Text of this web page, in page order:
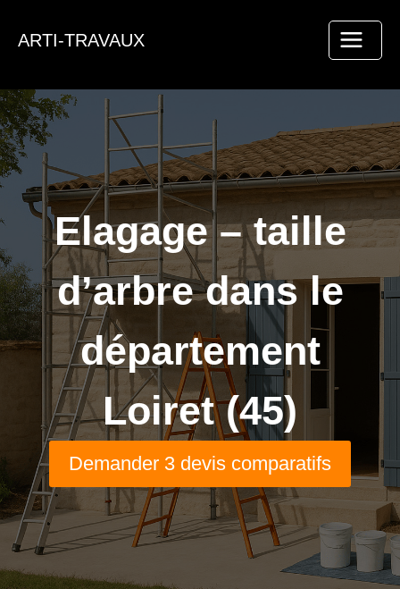
ARTI-TRAVAUX
Elagage – taille
d’arbre dans le
département
Loiret (45)
Demander 3 devis comparatifs